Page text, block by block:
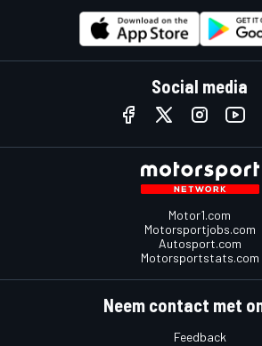
Social media
Motor1.com
Motorsportjobs.com
Autosport.com
Motorsportstats.com
Neem contact met
Feedback